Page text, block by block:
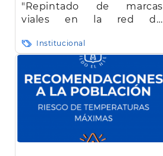
"Repintado de marcas
viales en la red de
Hierro"
Institucional